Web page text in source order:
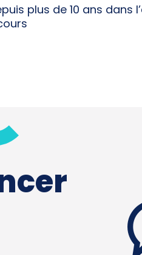
plus de 10 ans dans